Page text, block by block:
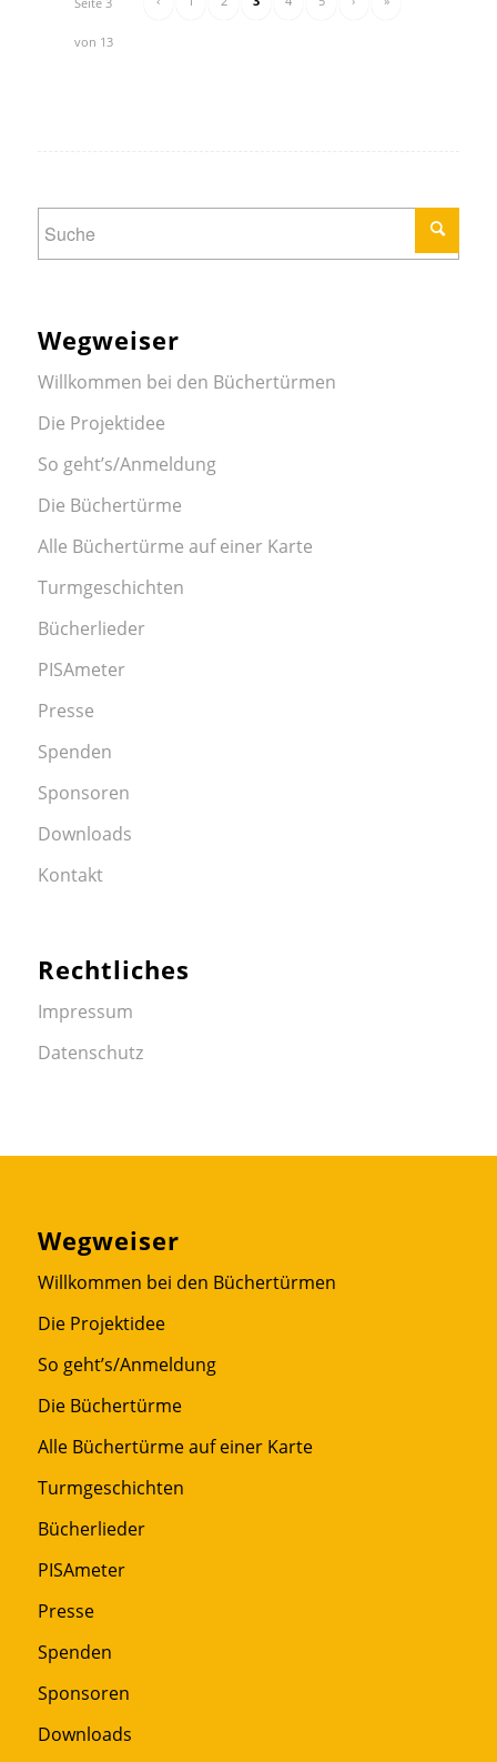
von 13
Wegweiser
Willkommen bei den Büchertürmen
Die Projektidee
So geht’s/Anmeldung
Die Büchertürme
Alle Büchertürme auf einer Karte
Turmgeschichten
Bücherlieder
PISAmeter
Presse
Spenden
Sponsoren
Downloads
Kontakt
Rechtliches
Impressum
Datenschutz
Wegweiser
Willkommen bei den Büchertürmen
Die Projektidee
So geht’s/Anmeldung
Die Büchertürme
Alle Büchertürme auf einer Karte
Turmgeschichten
Bücherlieder
PISAmeter
Presse
Spenden
Sponsoren
Downloads